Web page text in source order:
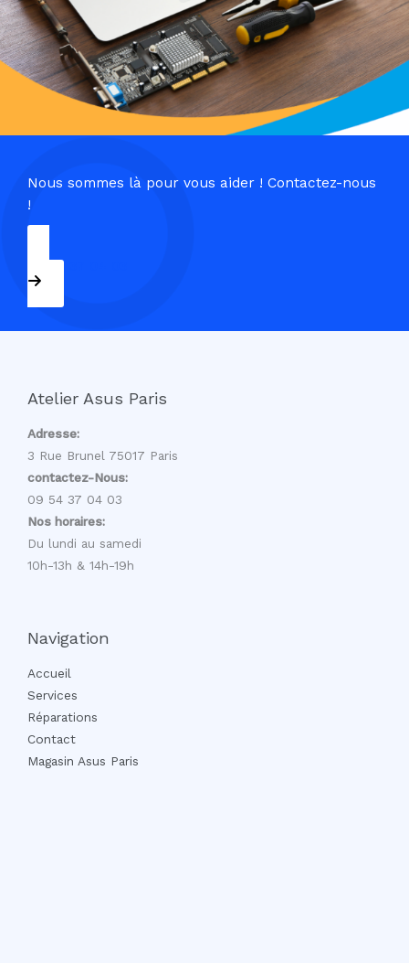
Nous sommes là pour vous aider ! Contactez-nous
!
09 54 37 04 03
Atelier Asus Paris
Adresse:
3 Rue Brunel 75017 Paris
contactez-Nous:
09 54 37 04 03
Nos horaires:
Du lundi au samedi
10h-13h & 14h-19h
Navigation
Accueil
Services
Réparations
Contact
Magasin Asus Paris